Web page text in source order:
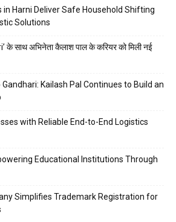
in Harni Deliver Safe Household Shifting
Solutions
के साथ अभिनेता कैलाश पाल के करियर को मिली नई
Kailash Pal Continues to Build an
with Reliable End-to-End Logistics
Educational Institutions Through
Simplifies Trademark Registration for